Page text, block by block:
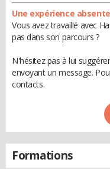
Une expérience
Vous avez travaillé avec
pas dans son parcours ?
N'hésitez pas à lui
envoyant un message.
contacts.
Formations